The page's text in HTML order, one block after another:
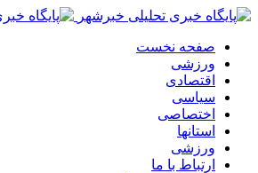
صفحه نخست
ورزشی
اقتصادی
سیاسی
اختصاصی
استانها
ورزشی
ارتباط با ما